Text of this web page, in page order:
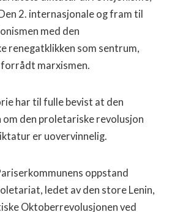
2. interna­sjonale og fram til
med den
renegatklikken som sentrum,
marxismen.
har til fulle bevist at den
den proletariske revolusjon
er uovervinnelig.
oppstand
ledet av den store Lenin,
Oktoberrevolusjonen ved